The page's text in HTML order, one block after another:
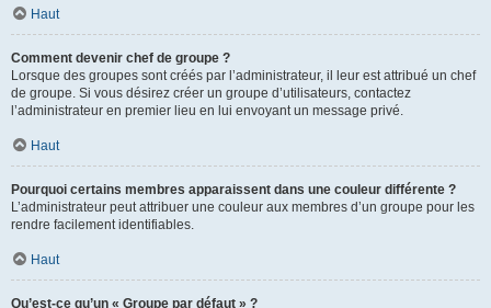
Haut
Comment devenir chef de groupe ?
Lorsque des groupes sont créés par l’administrateur, il leur est attribué un chef
de groupe. Si vous désirez créer un groupe d’utilisateurs, contactez
l’administrateur en premier lieu en lui envoyant un message privé.
Haut
Pourquoi certains membres apparaissent dans une couleur différente ?
L’administrateur peut attribuer une couleur aux membres d’un groupe pour les
rendre facilement identifiables.
Haut
Qu’est-ce qu’un « Groupe par défaut » ?